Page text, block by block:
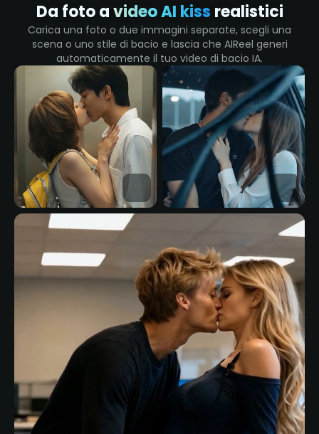
Da foto avideo AI kiss realistici
Carica una foto o due immagini separate, scegli una
scena o uno stile di bacio e lascia che AIReel generi
automaticamente il tuo video di bacio IA.